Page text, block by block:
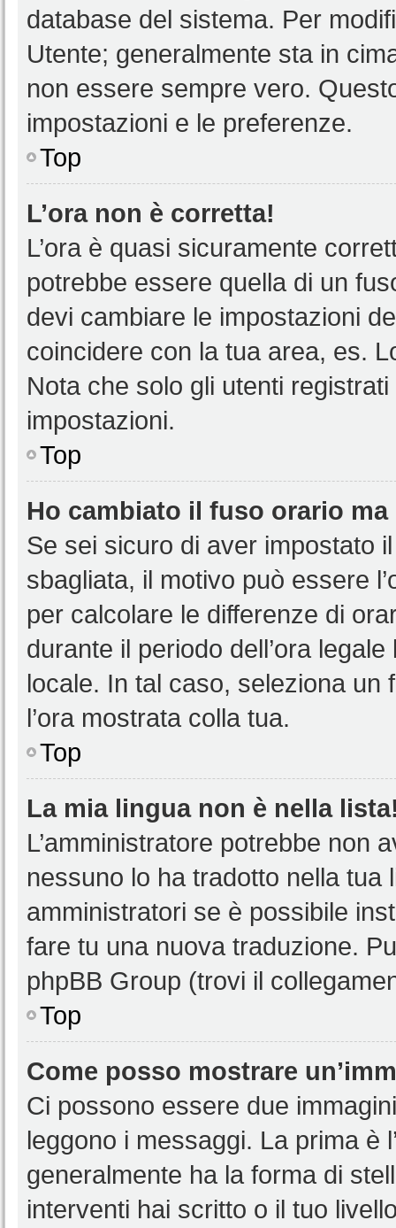
database del sistema. Per
Utente; generalmente sta in
non essere sempre vero.
impostazioni e le preferenze.
Top
L’ora non è corretta!
L’ora è quasi sicuramente
potrebbe essere quella di un
devi cambiare le impostazioni
coincidere con la tua area, es.
Nota che solo gli utenti
impostazioni.
Top
Ho cambiato il fuso orario ma
Se sei sicuro di aver impostato
sbagliata, il motivo può essere
per calcolare le differenze di
durante il periodo dell’ora
locale. In tal caso, seleziona
l’ora mostrata colla tua.
Top
La mia lingua non è nella
L’amministratore potrebbe non
nessuno lo ha tradotto nella tua
amministratori se è possibile
fare tu una nuova traduzione.
phpBB Group (trovi il
Top
Come posso mostrare
Ci possono essere due
leggono i messaggi. La prima è
generalmente ha la forma di
interventi hai scritto o il tuo